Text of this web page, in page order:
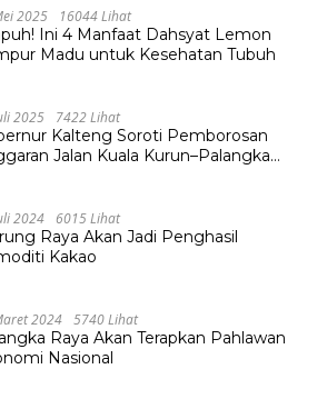
2025 16044 Lihat
Ini 4 Manfaat Dahsyat Lemon
Madu untuk Kesehatan Tubuh
2025 7422 Lihat
Kalteng Soroti Pemborosan
Jalan Kuala Kurun–Palangka
2024 6015 Lihat
Raya Akan Jadi Penghasil
Kakao
2024 5740 Lihat
Raya Akan Terapkan Pahlawan
Nasional